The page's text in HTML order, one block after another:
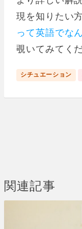
現を知りたい
って英語でな
覗いてみてく
シチュエーション
関連記事